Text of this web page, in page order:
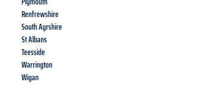
Renfrewshire
South Ayrshire
St Albans
Teesside
Warrington
Wigan